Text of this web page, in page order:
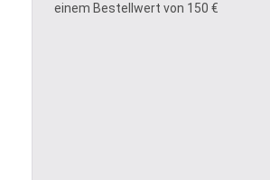
einem Bestellwert von 150 €